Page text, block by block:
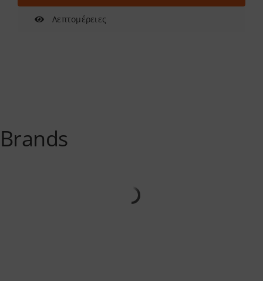
Λεπτομέρειες
Brands